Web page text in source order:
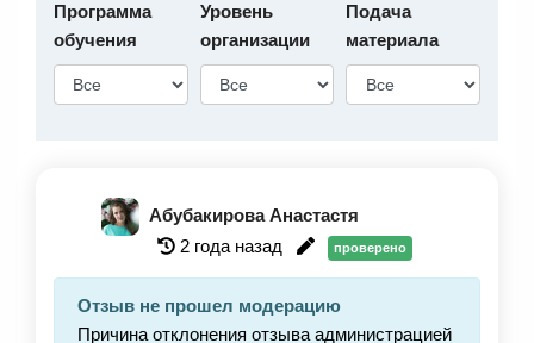
Программа
обучения
Уровень
организации
Подача
материала
Абубакирова Анастастя
2 года назад
проверено
Отзыв не прошел модерацию
Причина отклонения отзыва администрацией